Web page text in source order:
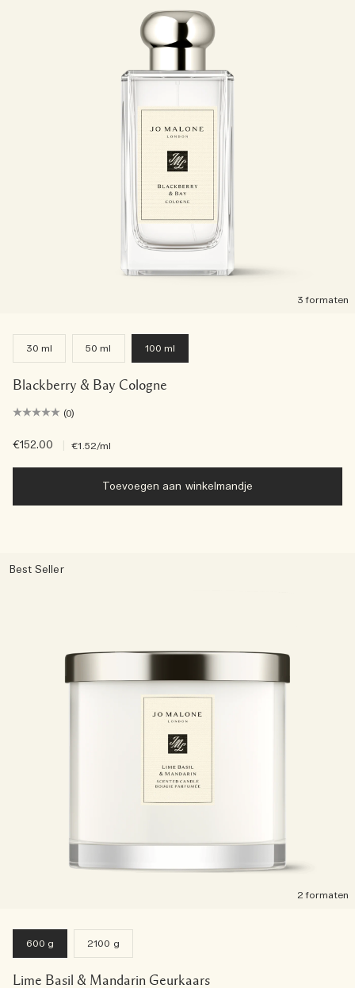
3 formaten
30 ml 50 ml 100 ml
Blackberry & Bay Cologne
(0)
€152.00 €1.52/ml
Toevoegen aan winkelmandje
Best Seller
2 formaten
600 g 2100 g
Lime Basil & Mandarin Geurkaars